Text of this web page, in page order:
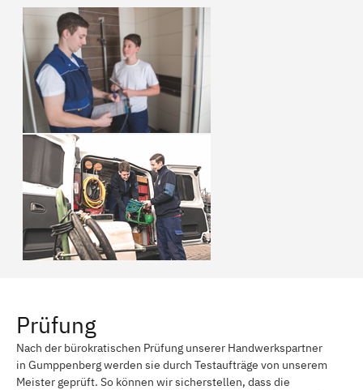
Prüfung
Nach der bürokratischen Prüfung unserer Handwerkspartner
in Gumppenberg werden sie durch Testaufträge von unserem
Meister geprüft. So können wir sicherstellen, dass die